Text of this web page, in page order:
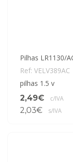
Pilhas LR1130/
Ref: VELV389AC
pilhas 1.5 v
2,49€
c/IVA
2,03€ s/IVA